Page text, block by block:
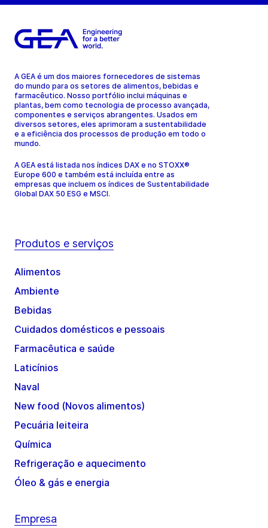
A GEA é um dos maiores fornecedores de sistemas
do mundo para os setores de alimentos, bebidas e
farmacêutico. Nosso portfólio inclui máquinas e
plantas, bem como tecnologia de processo avançada,
componentes e serviços abrangentes. Usados em
diversos setores, eles aprimoram a sustentabilidade
e a eficiência dos processos de produção em todo o
mundo.
A GEA está listada nos índices DAX e no STOXX®
Europe 600 e também está incluída entre as
empresas que incluem os índices de Sustentabilidade
Global DAX 50 ESG e MSCI.
Produtos e serviços
Alimentos
Ambiente
Bebidas
Cuidados domésticos e pessoais
Farmacêutica e saúde
Laticínios
Naval
New food (Novos alimentos)
Pecuária leiteira
Química
Refrigeração e aquecimento
Óleo & gás e energia
Empresa